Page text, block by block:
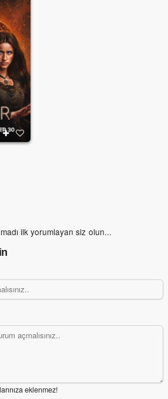
ilk yorumlayan siz olun...
eklenmez!